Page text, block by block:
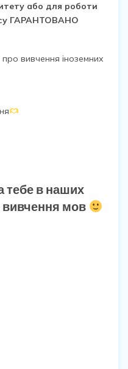
або для роботи
ГАРАНТОВАНО
вивчення іноземних
тебе в наших
мов